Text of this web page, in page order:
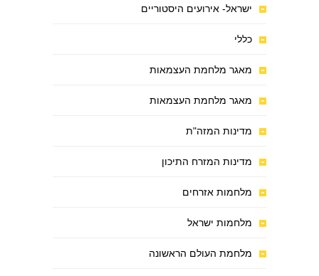
ישראל- אירועים היסטוריים
כללי
מאגר מלחמת העצמאות
מאגר מלחמת העצמאות
מדינות המזה"ת
מדינות המזרח התיכון
מלחמות אזרחים
מלחמות ישראל
מלחמת העולם הראשונה